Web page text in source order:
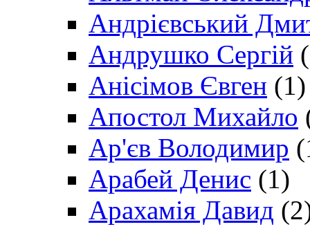
Андрієвський
Андрушко Сергій
Анісімов Євген (1)
Апостол Михайло
Ар'єв Володимир
Арабей Денис (1)
Арахамія Давид